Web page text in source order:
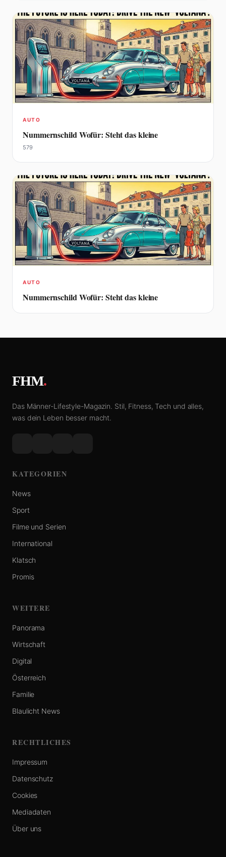
AUTO
Nummernschild Wofür: Steht das kleine
579
AUTO
Nummernschild Wofür: Steht das kleine
FHM.
Das Männer-Lifestyle-Magazin. Stil, Fitness, Tech und alles,
was dein Leben besser macht.
KATEGORIEN
News
Sport
Filme und Serien
International
Klatsch
Promis
WEITERE
Panorama
Wirtschaft
Digital
Österreich
Familie
Blaulicht News
RECHTLICHES
Impressum
Datenschutz
Cookies
Mediadaten
Über uns